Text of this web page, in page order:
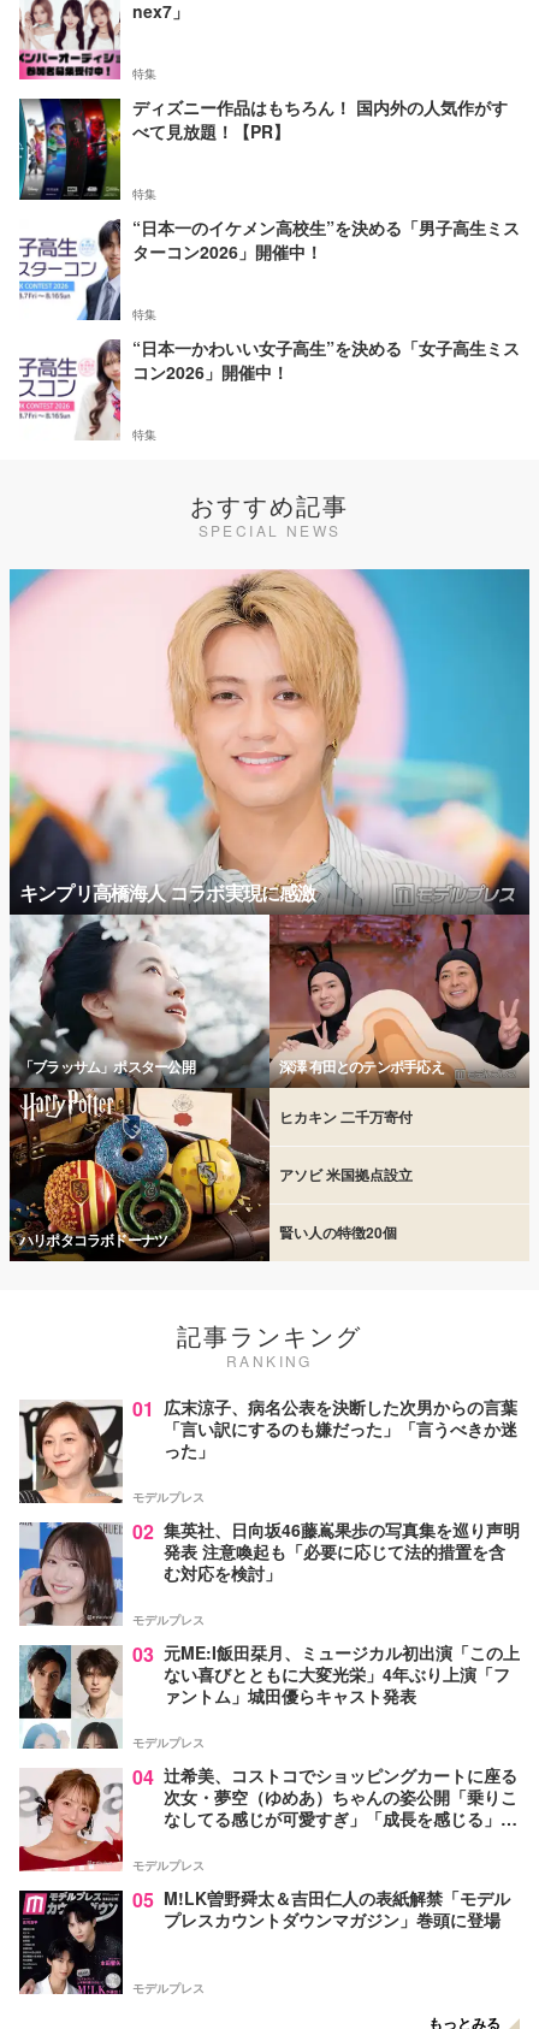
nex7」
特集
ディズニー作品はもちろん！ 国内外の人気作がす
べて見放題！【PR】
特集
“日本一のイケメン高校生”を決める「男子高生ミス
ターコン2026」開催中！
特集
“日本一かわいい女子高生”を決める「女子高生ミス
コン2026」開催中！
特集
おすすめ記事
SPECIAL NEWS
キンプリ高橋海人 コラボ実現に感激
「ブラッサム」ポスター公開 深澤 有田とのテンポ手応え
ハリポタコラボドーナツ
ヒカキン 二千万寄付
アソビ 米国拠点設立
賢い人の特徴20個
記事ランキング
RANKING
01 広末涼子、病名公表を決断した次男からの言葉
「言い訳にするのも嫌だった」「言うべきか迷
った」
モデルプレス
02 集英社、日向坂46藤嶌果歩の写真集を巡り声明
発表 注意喚起も「必要に応じて法的措置を含
む対応を検討」
モデルプレス
03 元ME:I飯田栞月、ミュージカル初出演「この上
ない喜びとともに大変光栄」4年ぶり上演「フ
ァントム」城田優らキャスト発表
モデルプレス
04 辻希美、コストコでショッピングカートに座る
次女・夢空（ゆめあ）ちゃんの姿公開「乗りこ
なしてる感じが可愛すぎ」「成長を感じる」の
モデルプレス
05 M!LK曽野舜太＆吉田仁人の表紙解禁「モデル
プレスカウントダウンマガジン」巻頭に登場
モデルプレス
もっとみる